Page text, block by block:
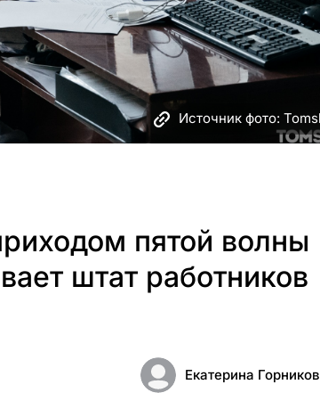
Источник фото:
пятой волны
штат работников
Екатерина